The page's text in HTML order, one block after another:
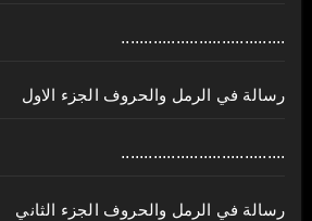
....................................
رسالة في الرمل والحروف الجزء الاول
....................................
رسالة في الرمل والحروف الجزء الثاني